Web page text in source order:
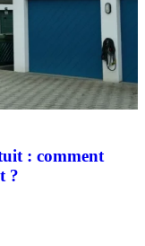
: comment
?